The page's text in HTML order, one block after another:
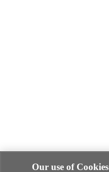
Our use of Cookies